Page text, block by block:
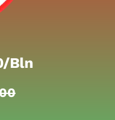
bln